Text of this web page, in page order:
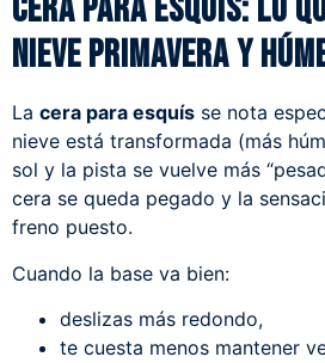
Cera para esquís: lo
nieve primavera y
La cera para esquís se nota
nieve está transformada (más
sol y la pista se vuelve más
cera se queda pegado y la
freno puesto.
Cuando la base va bien:
deslizas más redondo,
te cuesta menos mantener